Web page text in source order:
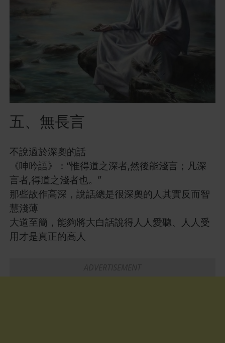
五、無長言
不說過於深奧的話
《呻吟語》：“惟得道之深者,然後能淺言；凡深
言者,得道之淺者也。”
那些故作高深，說話總是很深奧的人其實反而智
慧淺薄
大道至簡，能夠將大白話說得人人愛聽、人人受
用才是真正的高人